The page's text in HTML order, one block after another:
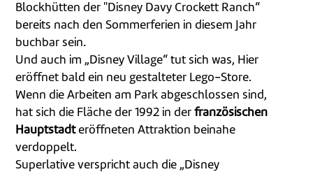
Blockhütten der "Disney Davy Crockett Ranch“
bereits nach den Sommerferien in diesem Jahr
buchbar sein.
Und auch im „Disney Village“ tut sich was, Hier
eröffnet bald ein neu gestalteter Lego-Store.
Wenn die Arbeiten am Park abgeschlossen sind,
hat sich die Fläche der 1992 in derfranzösischen
Hauptstadteröffneten Attraktion beinahe
verdoppelt.
Superlative verspricht auch die „Disney